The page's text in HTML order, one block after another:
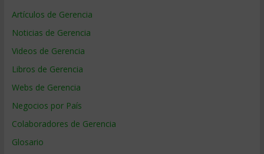
Artículos de Gerencia
Noticias de Gerencia
Videos de Gerencia
Libros de Gerencia
Webs de Gerencia
Negocios por País
Colaboradores de Gerencia
Glosario